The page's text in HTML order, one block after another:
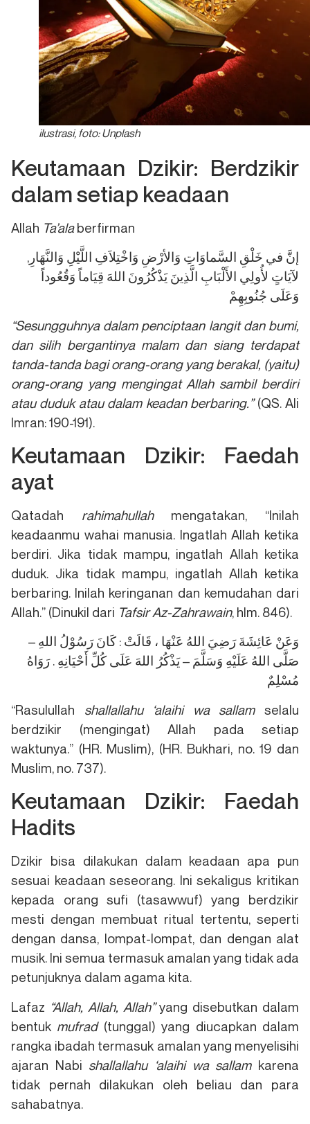
ilustrasi, foto: Unplash
Keutamaan Dzikir: Berdzikir
dalam setiap keadaan
Allah Ta’alaberfirman
,إنَّ في خَلْقِ السَّماوَاتِ وَالأرْضِ وَاخْتِلاَفِ اللَّيْلِ وَالنَّهَارِ
لآيَاتٍ لأُولِي الأَلْبَابِ الَّذِينَ يَذْكُرُونَ اللهَ قِيَاماً وَقُعُوداً
وَعَلَى جُنُوبِهِمْ
“Sesungguhnya dalam penciptaan langit dan bumi,
dan silih bergantinya malam dan siang terdapat
tanda-tanda bagi orang-orang yang berakal, (yaitu)
orang-orang yang mengingat Allah sambil berdiri
atau duduk atau dalam keadan berbaring.” (QS. Ali
Imran: 190-191).
Keutamaan Dzikir: Faedah
ayat
Qatadah rahimahullahmengatakan, “Inilah
keadaanmu wahai manusia. Ingatlah Allah ketika
berdiri. Jika tidak mampu, ingatlah Allah ketika
duduk. Jika tidak mampu, ingatlah Allah ketika
berbaring. Inilah keringanan dan kemudahan dari
Allah.” (Dinukil dari Tafsir Az-Zahrawain, hlm. 846).
وَعَنْ عَائِشَةَ رَضِيَ اللهُ عَنْهَا ، قَالَتْ : كَانَ رَسُوْلُ اللهِ –
صَلَّى اللهُ عَلَيْهِ وَسَلَّمَ – يَذْكُرُ اللهَ عَلَى كُلِّ أَحْيَانِهِ . رَوَاهُ
مُسْلِمٌ
“Rasulullah shallallahu ‘alaihi wa sallamselalu
berdzikir (mengingat) Allah pada setiap
waktunya.” (HR. Muslim), (HR. Bukhari, no. 19 dan
Muslim, no. 737).
Keutamaan Dzikir: Faedah
Hadits
Dzikir bisa dilakukan dalam keadaan apa pun
sesuai keadaan seseorang. Ini sekaligus kritikan
kepada orang sufi (tasawwuf) yang berdzikir
mesti dengan membuat ritual tertentu, seperti
dengan dansa, lompat-lompat, dan dengan alat
musik. Ini semua termasuk amalan yang tidak ada
petunjuknya dalam agama kita.
Lafaz “Allah, Allah, Allah”yang disebutkan dalam
bentuk mufrad(tunggal) yang diucapkan dalam
rangka ibadah termasuk amalan yang menyelisihi
ajaran Nabi shallallahu ‘alaihi wa sallamkarena
tidak pernah dilakukan oleh beliau dan para
sahabatnya.